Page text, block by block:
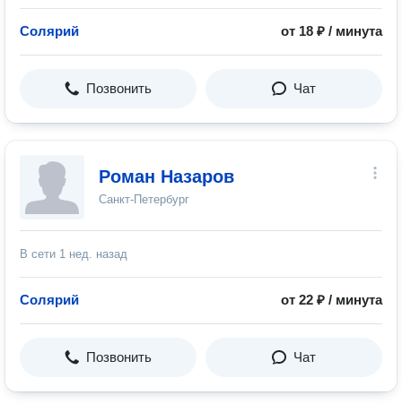
Солярий от 18 ₽ / минута
Позвонить Чат
Роман Назаров
Санкт-Петербург
В сети 1 нед. назад
Солярий от 22 ₽ / минута
Позвонить Чат